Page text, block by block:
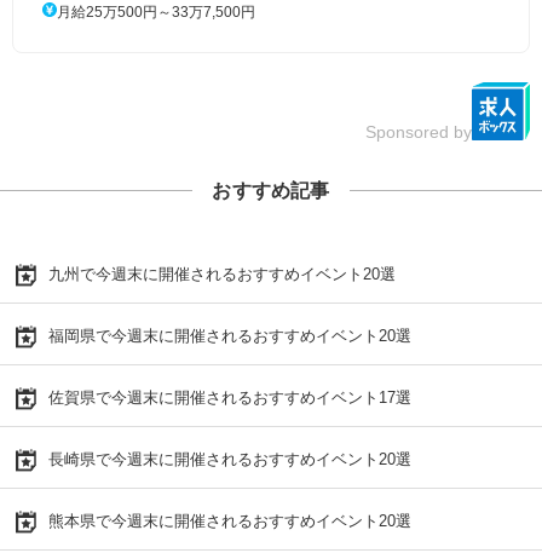
月給25万500円～33万7,500円
Sponsored by
おすすめ記事
九州で今週末に開催されるおすすめイベント20選
福岡県で今週末に開催されるおすすめイベント20選
佐賀県で今週末に開催されるおすすめイベント17選
長崎県で今週末に開催されるおすすめイベント20選
熊本県で今週末に開催されるおすすめイベント20選